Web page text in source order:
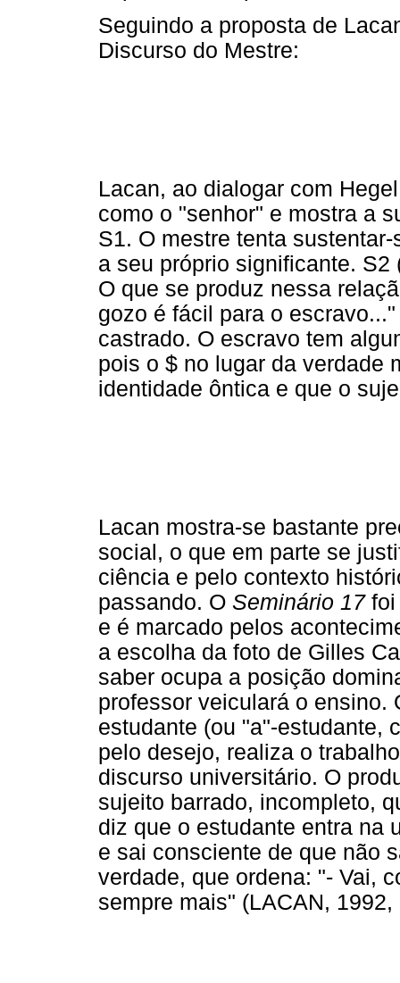
Seguindo a proposta de
Discurso do Mestre:
Lacan, ao dialogar com
como o "senhor" e mostra a
S1. O mestre tenta
a seu próprio significante.
O que se produz nessa
gozo é fácil para o
castrado. O escravo tem
pois o $ no lugar da verdade
identidade ôntica e que o
Lacan mostra-se bastante
social, o que em parte se
ciência e pelo contexto
passando. O Seminário 17foi
e é marcado pelos
a escolha da foto de Gilles
saber ocupa a posição
professor veiculará o ensino.
estudante (ou "a"-estudante,
pelo desejo, realiza o
discurso universitário. O
sujeito barrado, incompleto,
diz que o estudante entra na
e sai consciente de que não
verdade, que ordena: "- Vai,
sempre mais" (LACAN, 1992,